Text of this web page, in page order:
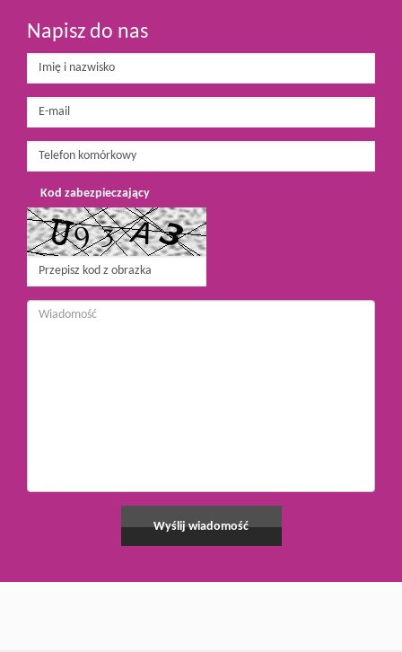
Napisz do nas
Kod zabezpieczający